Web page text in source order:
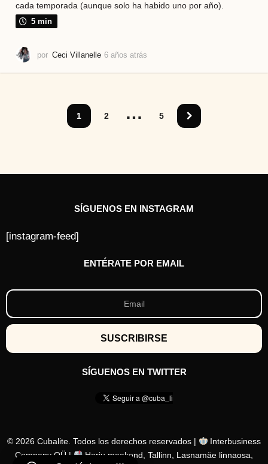
cada temporada (aunque solo ha habido uno por año).
5 min
por Ceci Villanelle 6 años atrás
1 2 … 5
SÍGUENOS EN INSTAGRAM
[instagram-feed]
ENTÉRATE POR EMAIL
SÍGUENOS EN TWITTER
© 2026 Cubalite. Todos los derechos reservados |
Interbusiness
Company OÜ |
Harju maakond, Tallinn, Lasnamäe linnaosa,